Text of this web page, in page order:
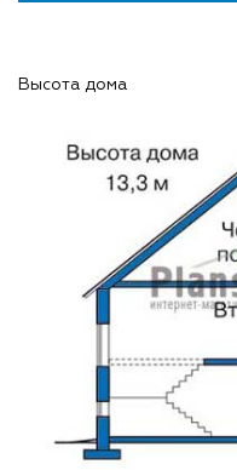
Высота дома